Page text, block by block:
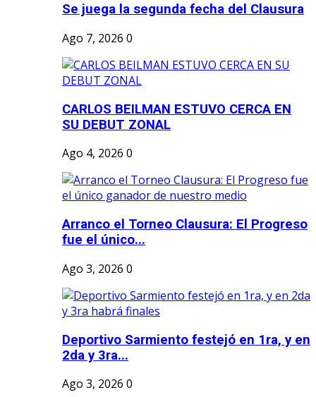
Se juega la segunda fecha del Clausura
Ago 7, 2026 0
CARLOS BEILMAN ESTUVO CERCA EN
SU DEBUT ZONAL
Ago 4, 2026 0
Arranco el Torneo Clausura: El Progreso
fue el único...
Ago 3, 2026 0
Deportivo Sarmiento festejó en 1ra, y en
2da y 3ra...
Ago 3, 2026 0